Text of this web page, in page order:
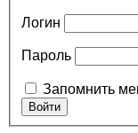
Логин
Пароль
Запомнить